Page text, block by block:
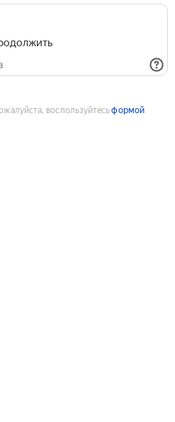
воспользуйтесьформой